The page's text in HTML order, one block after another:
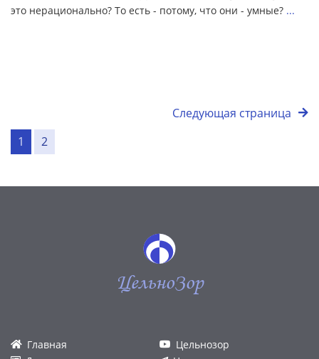
это нерационально? То есть - потому, что они - умные? ...
Следующая страница
1
2
ЦельноЗор
Главная
Цельнозор